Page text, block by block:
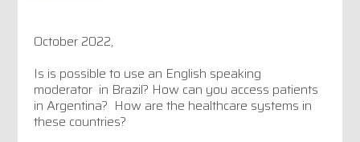
October 2022,
Is is possible to use an English speaking
moderator in Brazil? How can you access patients
in Argentina? How are the healthcare systems in
these countries?